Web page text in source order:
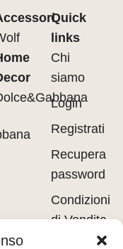
Quick
links
Chi
siamo
Login
Registrati
Recupera
password
Condizioni
di Vendita